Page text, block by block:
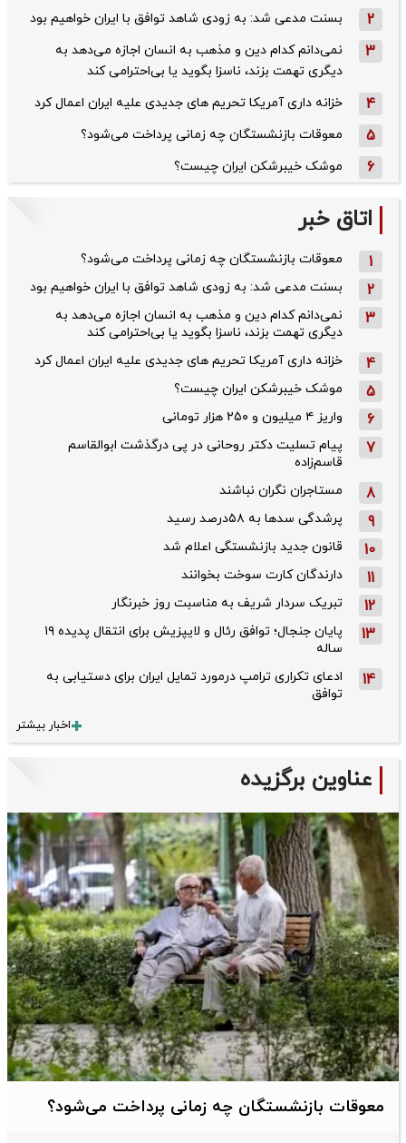
2 بسنت مدعی شد: به زودی شاهد توافق با ایران خواهیم بود
3
نمی‌دانم کدام دین و مذهب به انسان اجازه می‌دهد به
دیگری تهمت بزند، ناسزا بگوید یا بی‌احترامی کند
4 خزانه داری آمریکا تحریم های جدیدی علیه ایران اعمال کرد
5 معوقات بازنشستگان چه زمانی پرداخت می‌شود؟
6 موشک خیبرشکن ایران چیست؟
اتاق خبر
1 معوقات بازنشستگان چه زمانی پرداخت می‌شود؟
2 بسنت مدعی شد: به زودی شاهد توافق با ایران خواهیم بود
3
نمی‌دانم کدام دین و مذهب به انسان اجازه می‌دهد به
دیگری تهمت بزند، ناسزا بگوید یا بی‌احترامی کند
4 خزانه داری آمریکا تحریم های جدیدی علیه ایران اعمال کرد
5 موشک خیبرشکن ایران چیست؟
6 واریز ۴ میلیون و ۲۵۰ هزار تومانی
7
پیام تسلیت دکتر روحانی در پی درگذشت ابوالقاسم
قاسم‌زاده
8 مستاجران نگران نباشند
9 پرشدگی سدها به ۵۸درصد رسید
10 قانون جدید بازنشستگی اعلام شد
11 دارندگان کارت سوخت بخوانند
12 تبریک سردار شریف به مناسبت روز خبرنگار
13
پایان جنجال؛ توافق رئال و لایپزیش برای انتقال پدیده ۱۹
ساله
14
ادعای تکراری ترامپ درمورد تمایل ایران برای دستیابی به
توافق
اخبار بیشتر
عناوین برگزیده
معوقات بازنشستگان چه زمانی پرداخت می‌شود؟